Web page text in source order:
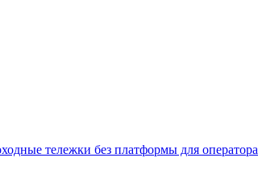
тележки без платформы для оператора